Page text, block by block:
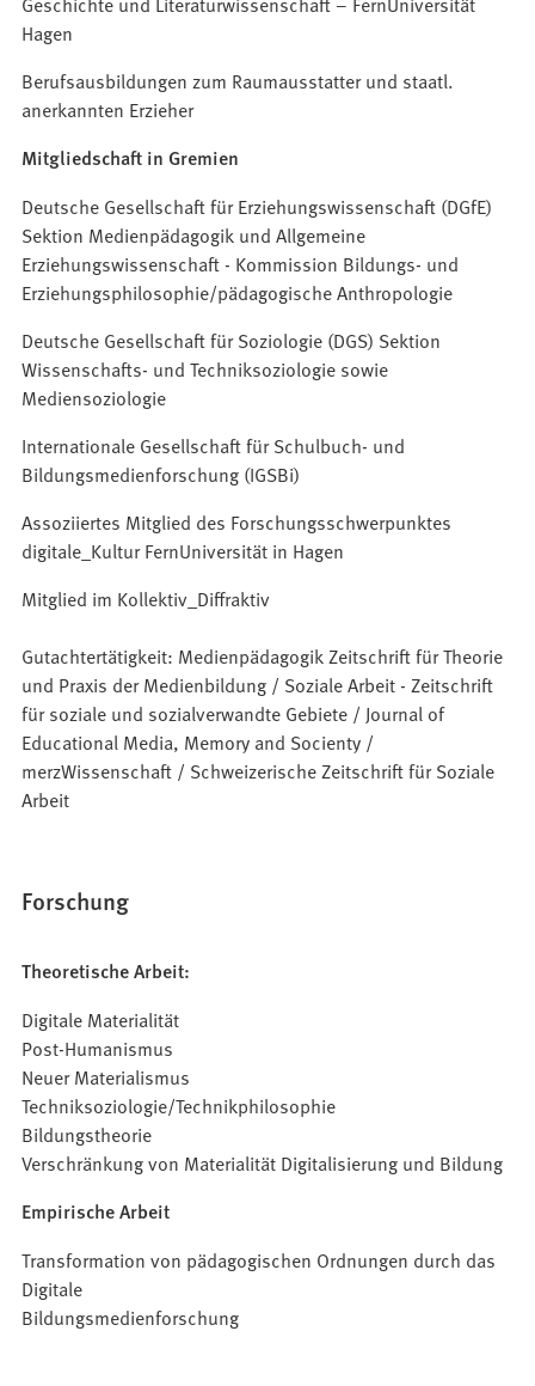
Hagen
Berufsausbildungen zum Raumausstatter und staatl.
anerkannten Erzieher
Mitgliedschaft in Gremien
Deutsche Gesellschaft für Erziehungswissenschaft (DGfE)
Sektion Medienpädagogik und Allgemeine
Erziehungswissenschaft - Kommission Bildungs- und
Erziehungsphilosophie/pädagogische Anthropologie
Deutsche Gesellschaft für Soziologie (DGS) Sektion
Wissenschafts- und Techniksoziologie sowie
Mediensoziologie
Internationale Gesellschaft für Schulbuch- und
Bildungsmedienforschung (IGSBi)
Assoziiertes Mitglied des Forschungsschwerpunktes
digitale_Kultur FernUniversität in Hagen
Mitglied im Kollektiv_Diffraktiv
Gutachtertätigkeit: Medienpädagogik Zeitschrift für Theorie
und Praxis der Medienbildung / Soziale Arbeit - Zeitschrift
für soziale und sozialverwandte Gebiete / Journal of
Educational Media, Memory and Socienty /
merzWissenschaft / Schweizerische Zeitschrift für Soziale
Arbeit
Forschung
Theoretische Arbeit:
Digitale Materialität
Post-Humanismus
Neuer Materialismus
Techniksoziologie/Technikphilosophie
Bildungstheorie
Verschränkung von Materialität Digitalisierung und Bildung
Empirische Arbeit
Transformation von pädagogischen Ordnungen durch das
Digitale
Bildungsmedienforschung